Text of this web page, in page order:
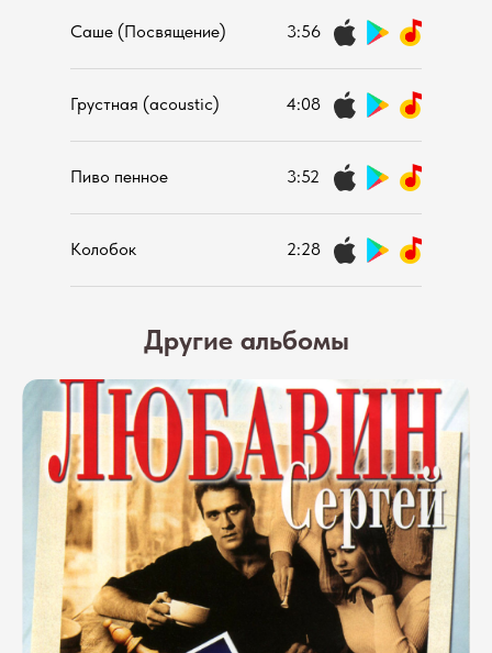
Саше (Посвящение) 3:56
Грустная (acoustic) 4:08
Пиво пенное 3:52
Колобок 2:28
Другие альбомы